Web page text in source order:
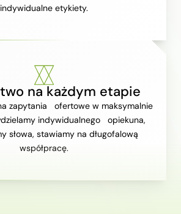
indywidualne etykiety.
na każdym etapie
zapytania ofertowe w maksymalnie
indywidualnego opiekuna,
słowa, stawiamy na długofalową
współpracę.